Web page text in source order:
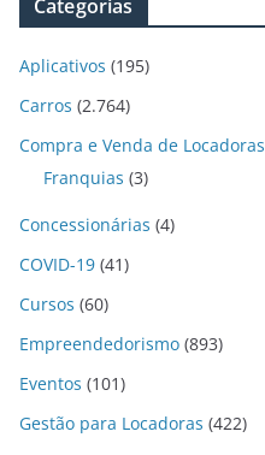
Categorias
Aplicativos (195)
Carros (2.764)
Compra e Venda de Locadoras
Franquias (3)
Concessionárias (4)
COVID-19 (41)
Cursos (60)
Empreendedorismo (893)
Eventos (101)
Gestão para Locadoras (422)